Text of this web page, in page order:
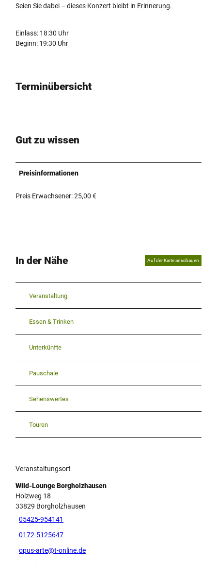
Seien Sie dabei – dieses Konzert bleibt in Erinnerung.
Einlass: 18:30 Uhr
Beginn: 19:30 Uhr
Terminübersicht
Gut zu wissen
Preisinformationen
Preis Erwachsener: 25,00 €
In der Nähe Auf der Karte anschauen
Veranstaltung
Essen & Trinken
Unterkünfte
Pauschale
Sehenswertes
Touren
Veranstaltungsort
Wild-Lounge Borgholzhausen
Holzweg 18
33829 Borgholzhausen
05425-954141
0172-5125647
opus-arte@t-online.de